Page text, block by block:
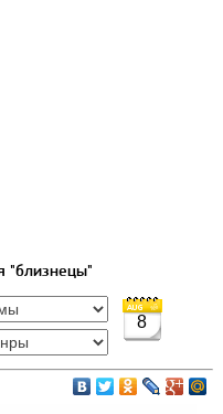
"близнецы"
8